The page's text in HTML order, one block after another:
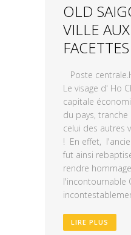
OLD
VILLE
FACETTES
Poste
Le visage d' Ho
capitale
du pays,
celui des autres
! En effet,
fut ainsi
rendre
l'incontournable
LIRE PLUS